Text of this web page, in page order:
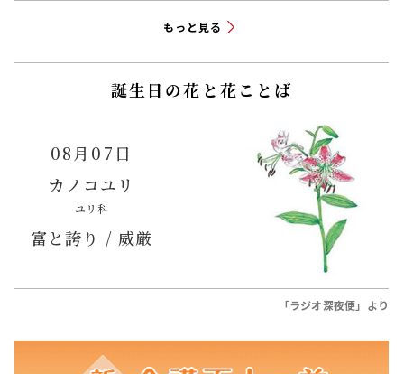
もっと見る
誕生日の花と花ことば
08月07日
カノコユリ
ユリ科
富と誇り / 威厳
「ラジオ深夜便」より